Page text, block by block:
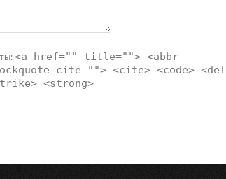
<a href="" title=""> <abbr
cite=""> <cite> <code> <del
<strong>